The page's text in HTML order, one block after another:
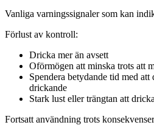
Vanliga varningssignaler som kan
Förlust av kontroll:
Dricka mer än avsett
Oförmögen att minska trots att
Spendera betydande tid med
drickande
Stark lust eller trängtan att dricka
Fortsatt användning trots